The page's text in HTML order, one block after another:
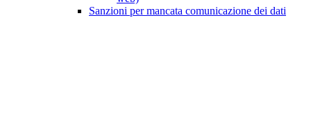
Sanzioni per mancata comunicazione dei dati